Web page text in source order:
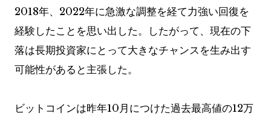
2018年、2022年に急激な調整を経て力強い回復を
経験したことを思い出した。したがって、現在の下
落は長期投資家にとって大きなチャンスを生み出す
可能性があると主張した。
ビットコインは昨年10月につけた過去最高値の12万